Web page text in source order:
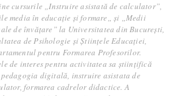
cursurile „Instruire asistată de calculator”,
media în educație și formare„ și „Medii
de învățare” la Universitatea din București,
de Psihologie și Științele Educației,
pentru Formarea Profesorilor.
de interes pentru activitatea sa științifică
pedagogia digitală, instruire asistata de
formarea cadrelor didactice. A